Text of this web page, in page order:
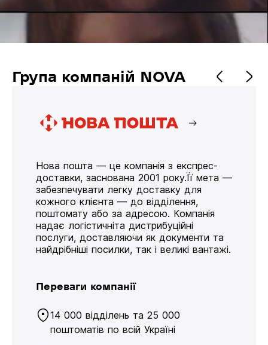
Група компаній NOVA
Нова пошта — це компанія з експрес-
доставки, заснована 2001 року.Її мета —
забезпечувати легку доставку для
кожного клієнта — до відділення,
поштомату або за адресою. Компанія
надає логістичніта дистрибуційні
послуги, доставляючи як документи та
найдрібніші посилки, так і великі вантажі.
Переваги компанії
14 000 відділень та 25 000
поштоматів по всій Україні